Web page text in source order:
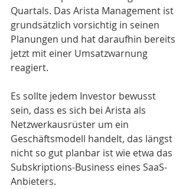
Quartals. Das Arista Management ist
grundsätzlich vorsichtig in seinen
Planungen und hat daraufhin bereits
jetzt mit einer Umsatzwarnung
reagiert.
Es sollte jedem Investor bewusst
sein, dass es sich bei Arista als
Netzwerkausrüster um ein
Geschäftsmodell handelt, das längst
nicht so gut planbar ist wie etwa das
Subskriptions-Business eines SaaS-
Anbieters.